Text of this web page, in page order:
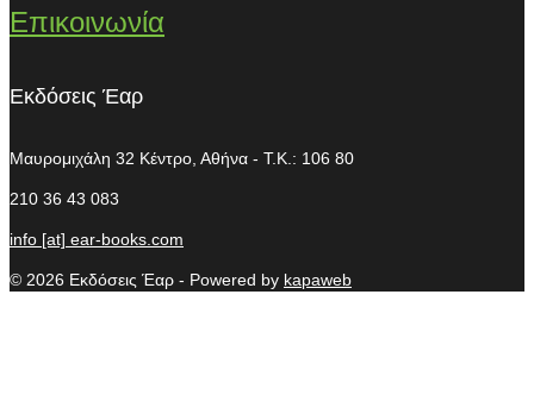
Επικοινωνία
Εκδόσεις Έαρ
Μαυρομιχάλη 32 Κέντρο, Αθήνα - T.K.: 106 80
210 36 43 083
info [at] ear-books.com
© 2026 Εκδόσεις Έαρ - Powered by kapaweb